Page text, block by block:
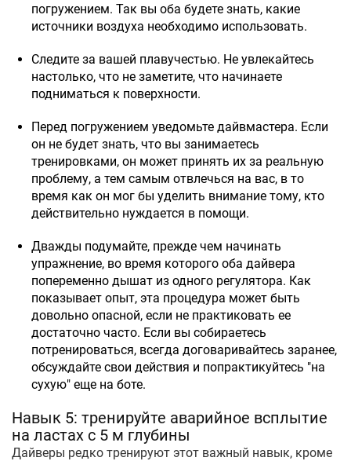
погружением. Так вы оба будете знать, какие
источники воздуха необходимо использовать.
Следите за вашей плавучестью. Не увлекайтесь
настолько, что не заметите, что начинаете
подниматься к поверхности.
Перед погружением уведомьте дайвмастера. Если
он не будет знать, что вы занимаетесь
тренировками, он может принять их за реальную
проблему, а тем самым отвлечься на вас, в то
время как он мог бы уделить внимание тому, кто
действительно нуждается в помощи.
Дважды подумайте, прежде чем начинать
упражнение, во время которого оба дайвера
попеременно дышат из одного регулятора. Как
показывает опыт, эта процедура может быть
довольно опасной, если не практиковать ее
достаточно часто. Если вы собираетесь
потренироваться, всегда договаривайтесь заранее,
обсуждайте свои действия и попрактикуйтесь "на
сухую" еще на боте.
Навык 5: тренируйте аварийное всплытие
на ластах с 5 м глубины
Дайверы редко тренируют этот важный навык, кроме